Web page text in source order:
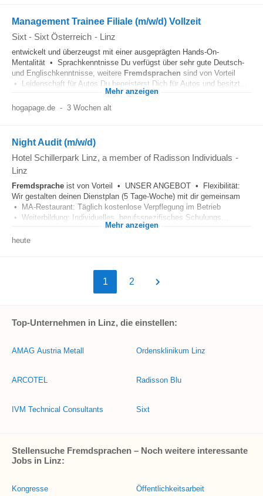
Management Trainee Filiale (m/w/d) Vollzeit
Sixt - Sixt Österreich - Linz
entwickelt und überzeugst mit einer ausgeprägten Hands-On-
Mentalität • Sprachkenntnisse Du verfügst über sehr gute Deutsch-
und Englischkenntnisse, weitere Fremdsprachen sind von Vorteil
• Leidenschaft für Autos Du begeisterst Dich für Autos und besitzt...
Mehr anzeigen
hogapage.de - 3 Wochen alt
Night Audit (m/w/d)
Hotel Schillerpark Linz, a member of Radisson Individuals -
Linz
Fremdsprache ist von Vorteil • UNSER ANGEBOT • Flexibilität:
Wir gestalten deinen Dienstplan (5 Tage-Woche) mit dir gemeinsam
• MA-Restaurant: Täglich kostenlose Verpflegung im Betrieb
• Weiterbildung: Individuelles, berufsspezifisches Schulungs...
Mehr anzeigen
heute
1 2
Top-Unternehmen in Linz, die einstellen:
AMAG Austria Metall
ARCOTEL
IVM Technical Consultants
Ordensklinikum Linz
Radisson Blu
Sixt
Stellensuche Fremdsprachen – Noch weitere interessante
Jobs in Linz:
Kongresse Öffentlichkeitsarbeit